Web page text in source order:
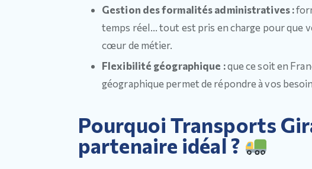
Gestion des formalités administratives :
temps réel… tout est pris en charge pour que
cœur de métier.
Flexibilité géographique :que ce soit en
géographique permet de répondre à vos
Pourquoi Transports
partenaire idéal ?